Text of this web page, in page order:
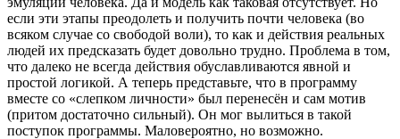
если эти этапы преодолеть и получить почти человека (во
всяком случае со свободой воли), то как и действия реальных
людей их предсказать будет довольно трудно. Проблема в том,
что далеко не всегда действия обуславливаются явной и
простой логикой. А теперь представьте, что в программу
вместе со «слепком личности» был перенесён и сам мотив
(притом достаточно сильный). Он мог вылиться в такой
поступок программы. Маловероятно, но возможно.